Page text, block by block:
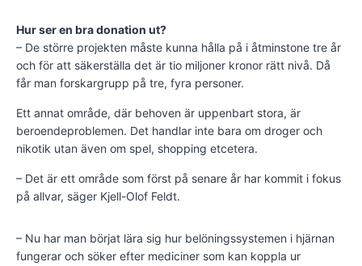
Hur ser en bra donation ut?
– De större projekten måste kunna hålla på i åtminstone tre år
och för att säkerställa det är tio miljoner kronor rätt nivå. Då
får man forskargrupp på tre, fyra personer.
Ett annat område, där behoven är uppenbart stora, är
beroendeproblemen. Det handlar inte bara om droger och
nikotik utan även om spel, shopping etcetera.
– Det är ett område som först på senare år har kommit i fokus
på allvar, säger Kjell-Olof Feldt.
– Nu har man börjat lära sig hur belöningssystemen i hjärnan
fungerar och söker efter mediciner som kan koppla ur